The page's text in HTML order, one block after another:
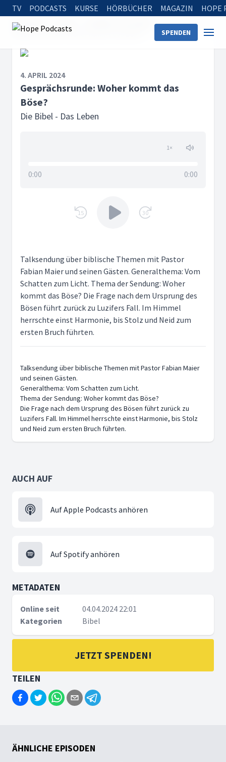
TV PODCASTS KURSE HÖRBÜCHER MAGAZIN HOPE
SPENDEN
Startseite
Gesprächsrunde: Woher kommt das Böse?
4. APRIL 2024
Gesprächsrunde: Woher kommt das
Böse?
Die Bibel - Das Leben
1×
0:00 0:00
15 30
Talksendung über biblische Themen mit Pastor
Fabian Maier und seinen Gästen. Generalthema: Vom
Schatten zum Licht. Thema der Sendung: Woher
kommt das Böse? Die Frage nach dem Ursprung des
Bösen führt zurück zu Luzifers Fall. Im Himmel
herrschte einst Harmonie, bis Stolz und Neid zum
ersten Bruch führten.
Talksendung über biblische Themen mit Pastor Fabian Maier
und seinen Gästen.
Generalthema: Vom Schatten zum Licht.
Thema der Sendung: Woher kommt das Böse?
Die Frage nach dem Ursprung des Bösen führt zurück zu
Luzifers Fall. Im Himmel herrschte einst Harmonie, bis Stolz
und Neid zum ersten Bruch führten.
AUCH AUF
Auf Apple Podcasts anhören
Auf Spotify anhören
METADATEN
Online seit
04.04.2024 22:01
Kategorien
Bibel
JETZT SPENDEN!
TEILEN
ÄHNLICHE EPISODEN